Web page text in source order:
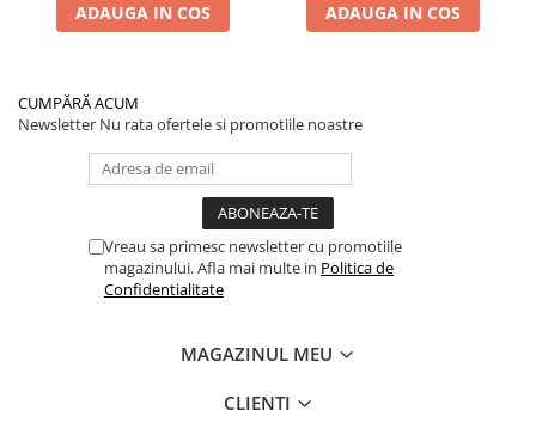
ADAUGA IN COS ADAUGA IN COS
CUMPĂRĂ ACUM
Newsletter Nu rata ofertele si promotiile noastre
Vreau sa primesc newsletter cu promotiile
magazinului. Afla mai multe in Politica de
Confidentialitate
MAGAZINUL MEU
CLIENTI